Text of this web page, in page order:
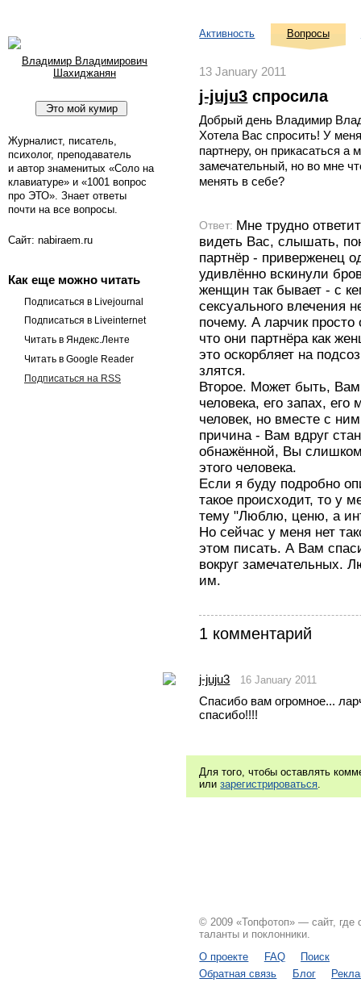
Владимир Владимирович
Шахиджанян
Журналист, писатель,
психолог, преподаватель
и автор знаменитых «Соло на
клавиатуре» и «1001 вопрос
про ЭТО». Знает ответы
почти на все вопросы.
Сайт: nabiraem.ru
Как еще можно читать
Подписаться в Livejournal
Подписаться в Liveinternet
Читать в Яндекс.Ленте
Читать в Google Reader
Подписаться на RSS
Активность Вопросы
13 January 2011
j-juju3 спросила
Добрый день Владимир
Хотела Вас спросить! У
партнеру, он прикасаться а
замечательный, но во мне
менять в себе?
Ответ: Мне трудно
видеть Вас, слышать,
партнёр - приверженец
удивлённо вскинули
женщин так бывает - с
сексуального
почему. А ларчик
что они партнёра как
это оскорбляет на
злятся.
Второе. Может быть, Вам
человека, его запах,
человек, но вместе с
причина - Вам вдруг
обнажённой, Вы
этого человека.
Если я буду подробно
такое происходит, то у
тему "Люблю, ценю, а
Но сейчас у меня нет
этом писать. А Вам
вокруг замечательных.
им.
1 комментарий
j-juju3 16 January 2011
Спасибо вам огромное...
спасибо!!!!
Для того, чтобы оставлять
илизарегистрироваться
© 2009 «Топфотоп» — сайт, где
таланты и поклонники.
О проекте
FAQ
Поиск
Обратная связь
Блог